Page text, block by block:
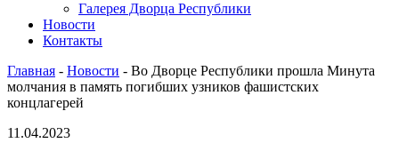
Галерея Дворца Республики
Новости
Контакты
Главная - Новости - Во Дворце Республики прошла Минута
молчания в память погибших узников фашистских
концлагерей
11.04.2023